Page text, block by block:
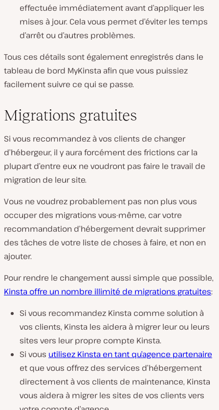
effectuée immédiatement avant d’appliquer les
mises à jour. Cela vous permet d’éviter les temps
d’arrêt ou d’autres problèmes.
Tous ces détails sont également enregistrés dans le
tableau de bord MyKinsta afin que vous puissiez
facilement suivre ce qui se passe.
Migrations gratuites
Si vous recommandez à vos clients de changer
d’hébergeur, il y aura forcément des frictions car la
plupart d’entre eux ne voudront pas faire le travail de
migration de leur site.
Vous ne voudrez probablement pas non plus vous
occuper des migrations vous-même, car votre
recommandation d’hébergement devrait supprimer
des tâches de votre liste de choses à faire, et non en
ajouter.
Pour rendre le changement aussi simple que possible,
Kinsta offre un nombre illimité de migrations gratuites:
Si vous recommandez Kinsta comme solution à
vos clients, Kinsta les aidera à migrer leur ou leurs
sites vers leur propre compte Kinsta.
Si vous utilisez Kinsta en tant qu’agence partenaire
et que vous offrez des services d’hébergement
directement à vos clients de maintenance, Kinsta
vous aidera à migrer les sites de vos clients vers